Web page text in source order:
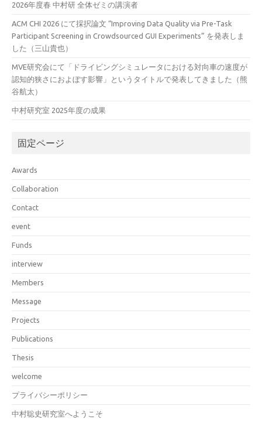
2026年度春 中村研 全体ゼミの講演者
ACM CHI 2026 にて採択論文 “Improving Data Quality via Pre-Task
Participant Screening in Crowdsourced GUI Experiments” を発表しま
した（三山貴也）
MVE研究会にて「ドライビングシミュレータにおける対向車の速度が
認知的狭さにおよぼす影響」というタイトルで発表してきました（熊
谷航太）
中村研究室 2025年度の成果
固定ページ
Awards
Collaboration
Contact
event
Funds
interview
Members
Message
Projects
Publications
Thesis
welcome
プライバシーポリシー
中村聡史研究室へようこそ